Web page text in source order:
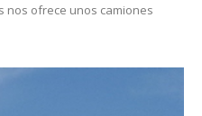
nos ofrece unos camiones